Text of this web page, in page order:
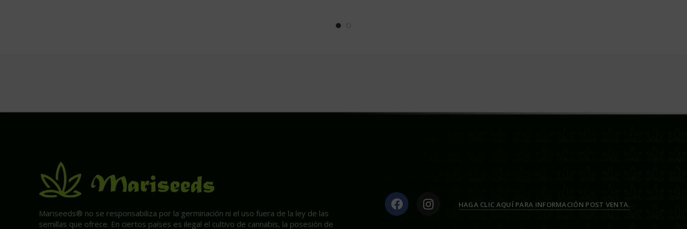
Mariseeds® no se responsabiliza por la germinación ni el uso fuera de la ley de las
semillas que ofrece. En ciertos países es ilegal el cultivo de cannabis, la posesión de
HAGA CLIC AQUÍ PARA INFORMACIÓN POST VENTA.